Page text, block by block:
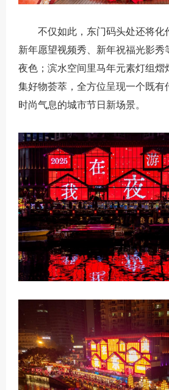
不仅如此，东门码头处还将化
新年愿望视频秀、新年祝福光影秀
夜色；滨水空间里马年元素灯组熠
集好物荟萃，全方位呈现一个既有
时尚气息的城市节日新场景。